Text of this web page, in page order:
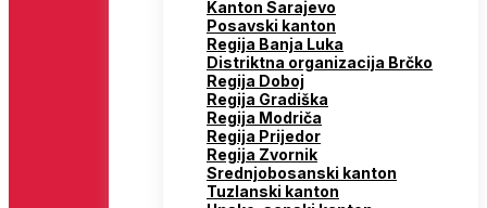
Kanton Sarajevo
Posavski kanton
Regija Banja Luka
Distriktna organizacija Brčko
Regija Doboj
Regija Gradiška
Regija Modriča
Regija Prijedor
Regija Zvornik
Srednjobosanski kanton
Tuzlanski kanton